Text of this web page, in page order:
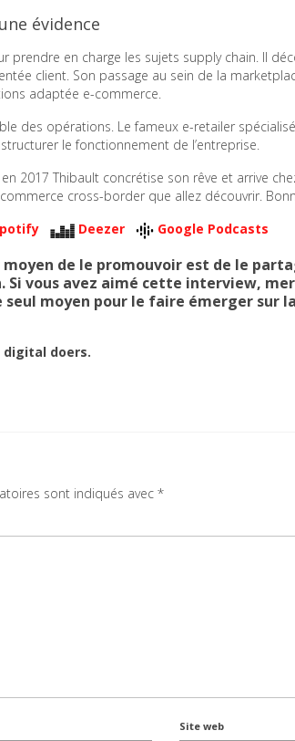
évidence
prendre en charge les sujets supply chain. Il
client. Son passage au sein de la
adaptée e-commerce.
des opérations. Le fameux e-retailer
le fonctionnement de l’entreprise.
2017 Thibault concrétise son rêve et arrive
cross-border que allez découvrir.
Deezer Google Podcasts
de le promouvoir est de le
Si vous avez aimé cette interview,
seul moyen pour le faire émerger sur
digital doers.
sont indiqués avec *
Site web